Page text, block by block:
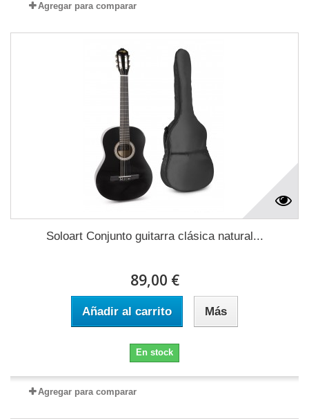
Agregar para comparar
Soloart Conjunto guitarra clásica natural...
89,00 €
Añadir al carrito Más
En stock
Agregar para comparar